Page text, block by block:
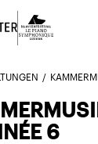
Luzerns
6